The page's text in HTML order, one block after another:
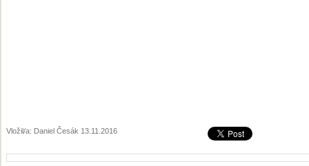
Vložil/a: Daniel Česák 13.11.2016